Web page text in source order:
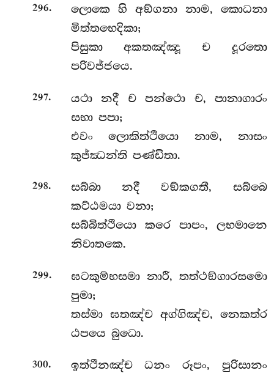
296.
ලොකෙ හි අඞ්ගනා නාම, කොධනා
මිත්තභෙදිකා;
පිසුකා අකතඤ්ඤූ ච දූරතො
පරිවජ්ජයෙ.
297.
යථා නදී ච පන්ථො ච, පානාගාරං
සභා පපා;
එවං ලොකිත්ථියො නාම, නාසං
කුජ්ඣන්ති පණ්ඩිතා.
298. සබ්බානදී වඞ්කගතී, සබ්බෙ
කට්ඨමයා වනා;
සබ්බිත්ථියො කරෙ පාපං, ලභමානෙ
නිවාතකෙ.
299. ඝටකුම්භසමා නාරී, තත්ථඞ්ගාරසමො
පුමා;
තස්මා ඝතඤ්ච අග්ගිඤ්ච, නෙකත්ර
ඨපයෙ බුධො.
300.
ඉත්ථීනඤ්ච ධනං රූපං, පුරිසානං